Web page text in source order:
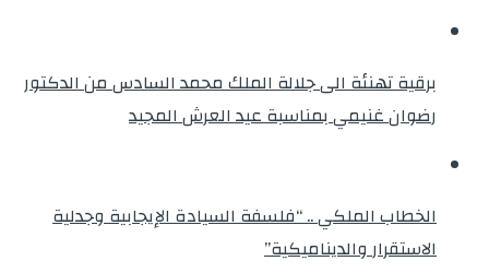
برقية تهنئة الى جلالة الملك محمد السادس من الدكتور
رضوان غنيمي بمناسبة عيد العرش المجيد
الخطاب الملكي .. “فلسفة السيادة الإيجابية وجدلية
الاستقرار والديناميكية”